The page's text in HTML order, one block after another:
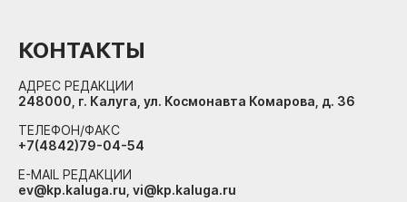
КОНТАКТЫ
АДРЕС РЕДАКЦИИ
248000, г. Калуга, ул. Космонавта Комарова, д. 36
ТЕЛЕФОН/ФАКС
+7(4842)79-04-54
E-MAIL РЕДАКЦИИ
ev@kp.kaluga.ru, vi@kp.kaluga.ru